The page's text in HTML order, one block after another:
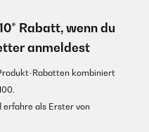
Rabatt, wenn du
anmeldest
Rabatten kombiniert
als Erster von